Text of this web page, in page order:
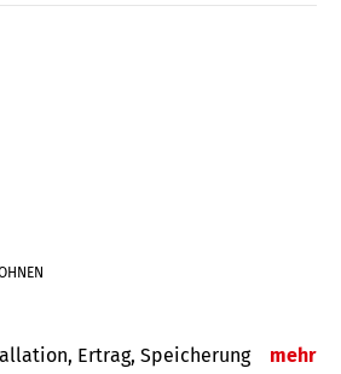
Ertrag, Speicherung mehr